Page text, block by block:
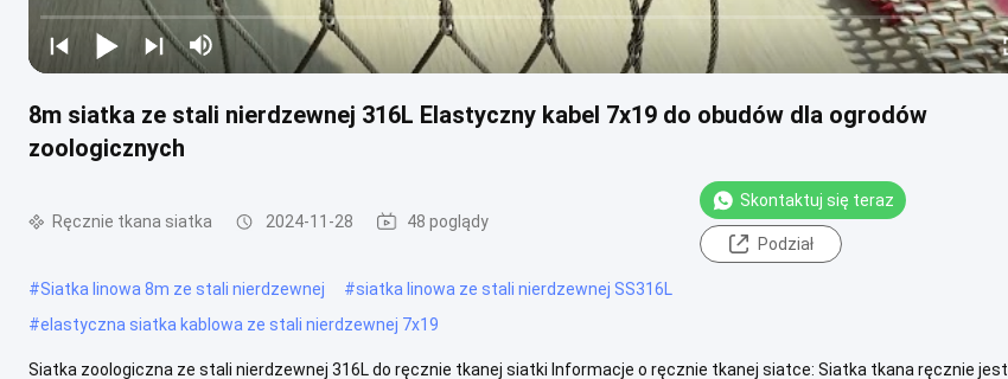
8m siatka ze stali nierdzewnej 316L Elastyczny kabel 7x19 do obudów dla ogrodów
zoologicznych
Ręcznie tkana siatka 2024-11-28 48 poglądy
Skontaktuj się teraz
Podział
#Siatka linowa 8m ze stali nierdzewnej #siatka linowa ze stali nierdzewnej SS316L
#elastyczna siatka kablowa ze stali nierdzewnej 7x19
Siatka zoologiczna ze stali nierdzewnej 316L do ręcznie tkanej siatki Informacje o ręcznie tkanej siatce: Siatka tkana ręcznie jest